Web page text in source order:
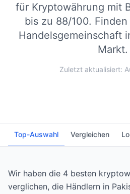
für Kryptowährung mit
bis zu 88/100.
Handelsgemeinschaft
Markt.
Zuletzt aktualisiert:
Top-Auswahl Vergleichen
Wir haben die 4 besten
verglichen, die Händlern in